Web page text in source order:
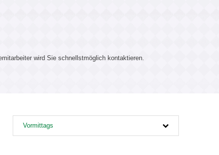
wird Sie schnellstmöglich kontaktieren.
Vormittags